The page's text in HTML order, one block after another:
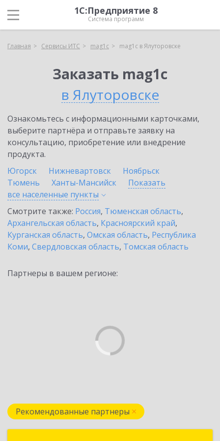
1С:Предприятие 8
Система программ
Главная Сервисы ИТС mag1c mag1c в Ялуторовске
Заказать mag1c
в Ялуторовске
Ознакомьтесь с информационными карточками,
выберите партнёра и отправьте заявку на
консультацию, приобретение или внедрение
продукта.
Югорск
Нижневартовск
Ноябрьск
Тюмень
Ханты-Мансийск
Показать
все населенные пункты
Смотрите также: Россия, Тюменская область,
Архангельская область, Красноярский край,
Курганская область, Омская область, Республика
Коми, Свердловская область, Томская область
Партнеры в вашем регионе:
Рекомендованные партнеры